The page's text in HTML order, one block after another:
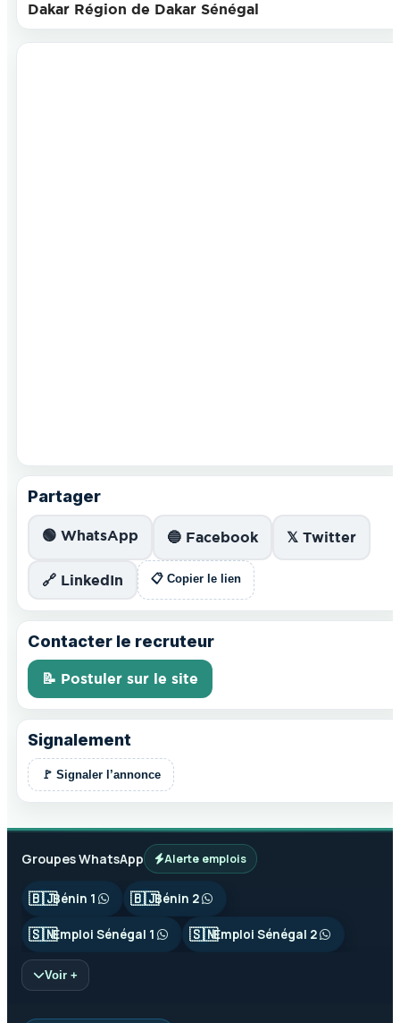
Dakar Région de Dakar Sénégal
Partager
🟢 WhatsApp 🔵 Facebook 𝕏 Twitter
🔗 LinkedIn 📋 Copier le lien
Contacter le recruteur
📝 Postuler sur le site
Signalement
🚩 Signaler l’annonce
Groupes WhatsApp Alerte emplois
🇧🇯Bénin 1 🇧🇯Bénin 2
🇸🇳Emploi Sénégal 1 🇸🇳Emploi Sénégal 2
Voir +